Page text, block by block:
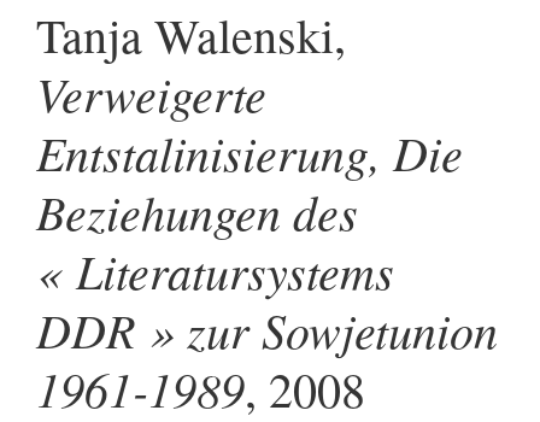
Tanja Walenski,
Verweigerte
Entstalinisierung, Die
Beziehungen des
« Literatursystems
DDR » zur Sowjetunion
1961-1989, 2008